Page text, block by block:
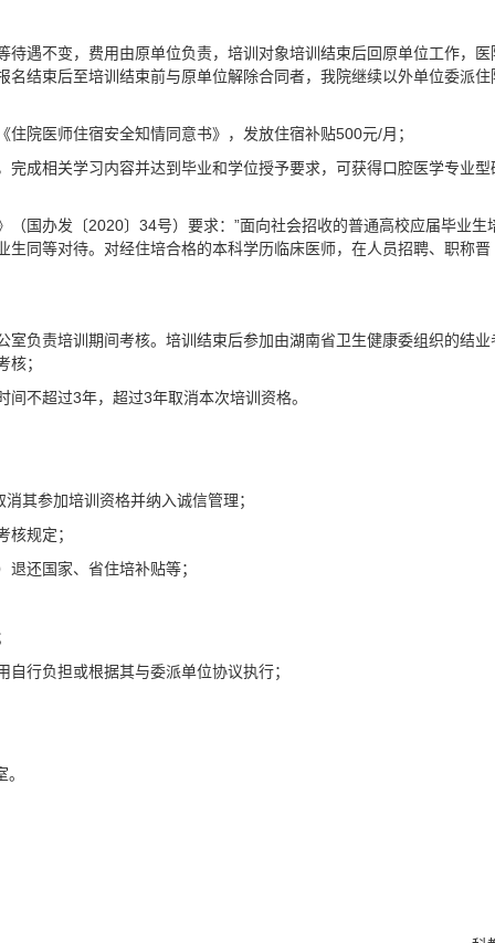
遇不变，费用由原单位负责，培训对象培训结束后回原单位工作，医
结束后至培训结束前与原单位解除合同者，我院继续以外单位委派住
院医师住宿安全知情同意书》，发放住宿补贴500元/月；
成相关学习内容并达到毕业和学位授予要求，可获得口腔医学专业型
国办发〔2020〕34号）要求：”面向社会招收的普通高校应届毕业生
同等对待。对经住培合格的本科学历临床医师，在人员招聘、职称晋
负责培训期间考核。培训结束后参加由湖南省卫生健康委组织的结业
；
不超过3年，超过3年取消本次培训资格。
其参加培训资格并纳入诚信管理；
规定；
还国家、省住培补贴等；
行负担或根据其与委派单位协议执行；